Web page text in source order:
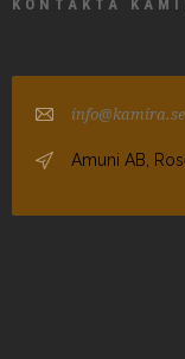
KONTAKTA
info@kamira.se
Amuni AB,